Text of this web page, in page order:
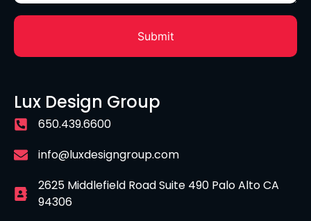
Lux Design Group
650.439.6600
info@luxdesigngroup.com
2625 Middlefield Road Suite 490 Palo Alto CA
94306